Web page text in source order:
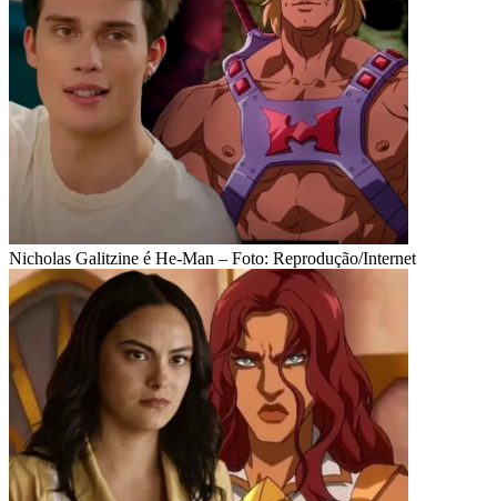
Nicholas Galitzine é He-Man – Foto: Reprodução/Internet